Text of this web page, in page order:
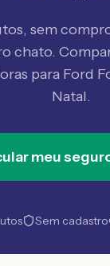
sem
chato.
para Ford
Natal.
meu
Sem cadastro